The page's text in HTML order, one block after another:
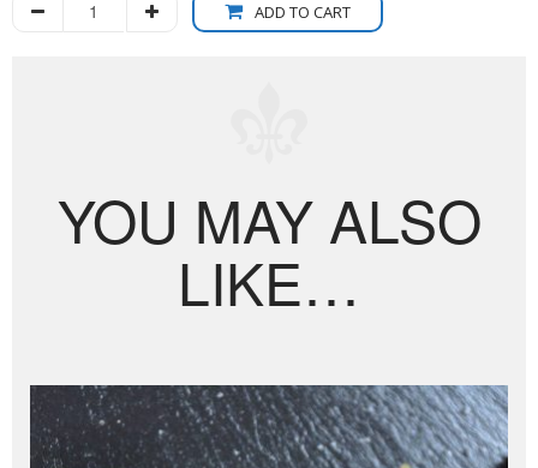
ADD TO CART
YOU MAY ALSO
LIKE…